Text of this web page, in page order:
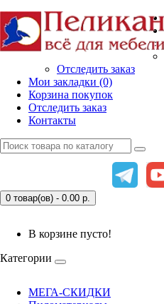
Отследить заказ
Мои закладки (0)
Корзина покупок
Отследить заказ
Контакты
0 товар(ов) - 0.00 р.
В корзине пусто!
Категории
МЕГА-СКИДКИ